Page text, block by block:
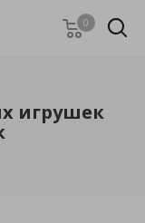
0
игрушек